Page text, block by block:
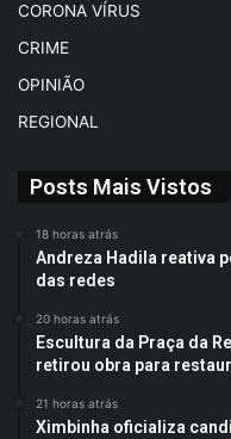
CORONA VÍRUS
CRIME
OPINIÃO
REGIONAL
Posts Mais Vistos
18 horas atrás
Andreza Hadila reativa
das redes
20 horas atrás
Escultura da Praça da
retirou obra para
21 horas atrás
Ximbinha oficializa